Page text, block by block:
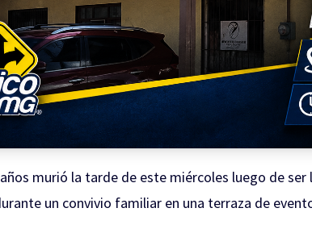
murió la tarde de este miércoles luego de
un convivio familiar en una terraza de